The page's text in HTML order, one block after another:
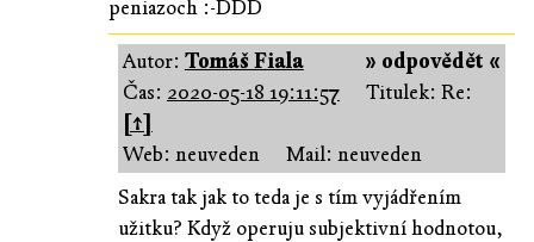
peniazoch :-DDD
» odpovědět «
Autor: Tomáš Fiala
Čas: 2020-05-18 19:11:57
Titulek: Re:
[↑]
Web: neuveden
Mail: neuveden
Sakra tak jak to teda je s tím vyjádřením
užitku? Když operuju subjektivní hodnotou,